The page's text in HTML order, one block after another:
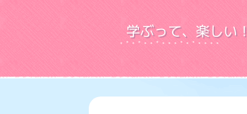
学ぶって、楽しい！